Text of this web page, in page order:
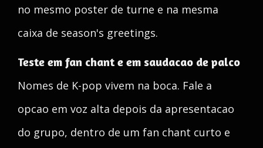
no mesmo poster de turne e na mesma
caixa de season's greetings.
Teste em fan chant e em saudacao de palco
Nomes de K-pop vivem na boca. Fale a
opcao em voz alta depois da apresentacao
do grupo, dentro de um fan chant curto e